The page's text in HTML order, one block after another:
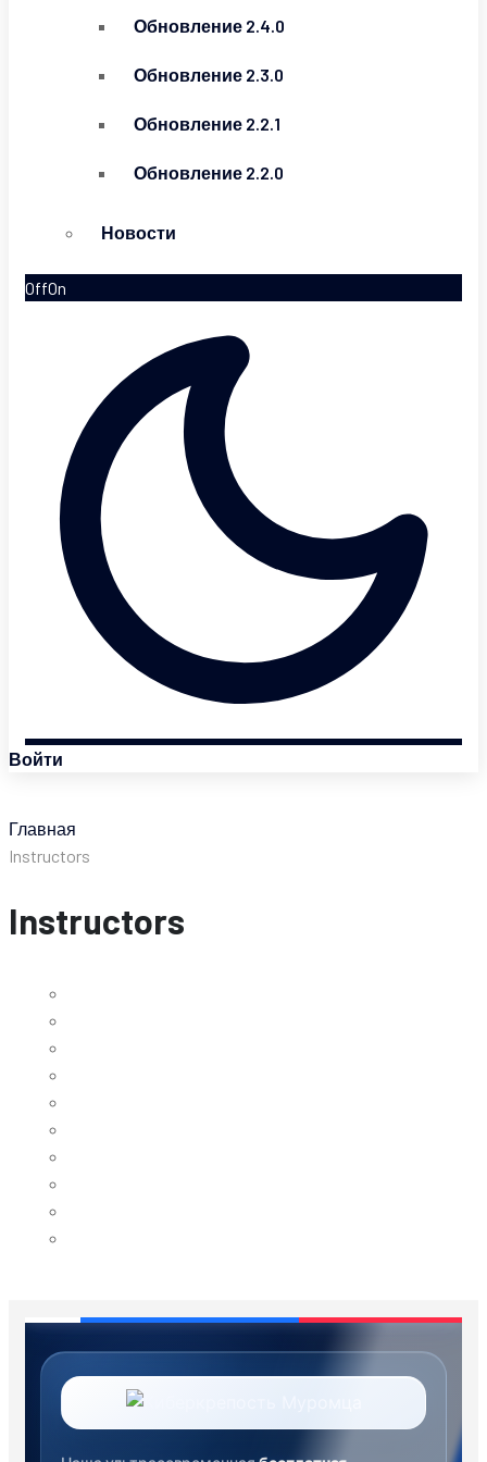
Обновление 2.4.0
Обновление 2.3.0
Обновление 2.2.1
Обновление 2.2.0
Новости
OffOn
Войти
Главная
Instructors
Instructors